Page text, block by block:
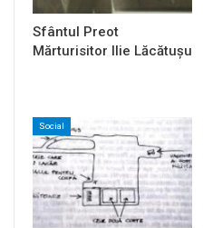
Sfântul Preot
Mărturisitor Ilie Lăcătușu
Social